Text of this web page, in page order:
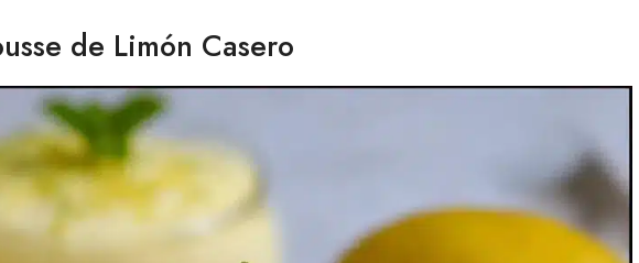
de Limón Casero